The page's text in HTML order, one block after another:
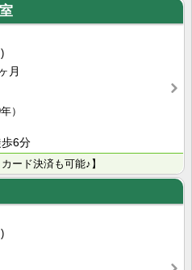
月
）
6分
ード決済も可能♪】